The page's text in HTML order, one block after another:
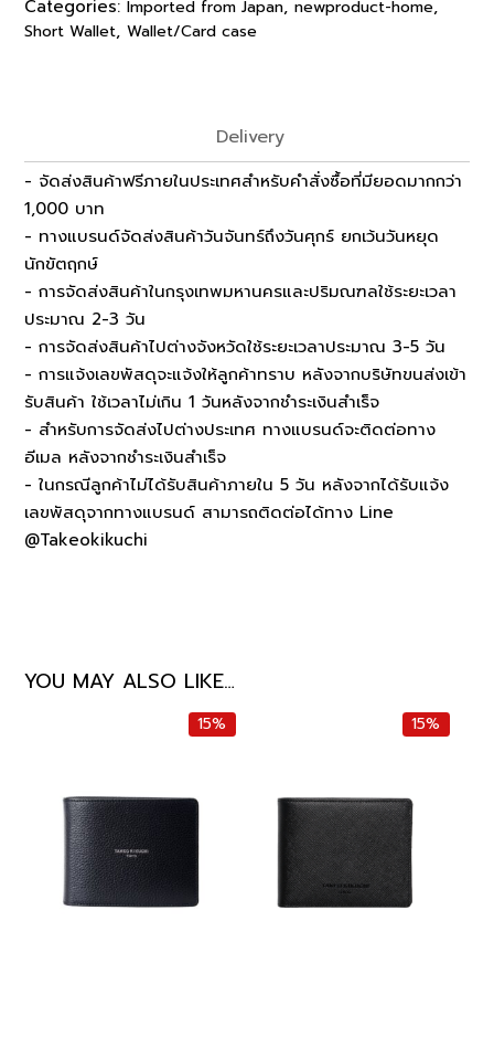
Categories: Imported from Japan, newproduct-home,
Short Wallet, Wallet/Card case
Delivery
- จัดส่งสินค้าฟรีภายในประเทศสำหรับคำสั่งซื้อที่มียอดมากกว่า
1,000 บาท
- ทางแบรนด์จัดส่งสินค้าวันจันทร์ถึงวันศุกร์ ยกเว้นวันหยุด
นักขัตฤกษ์
- การจัดส่งสินค้าในกรุงเทพมหานครและปริมณฑลใช้ระยะเวลา
ประมาณ 2-3 วัน
- การจัดส่งสินค้าไปต่างจังหวัดใช้ระยะเวลาประมาณ 3-5 วัน
- การแจ้งเลขพัสดุจะแจ้งให้ลูกค้าทราบ หลังจากบริษัทขนส่งเข้า
รับสินค้า ใช้เวลาไม่เกิน 1 วันหลังจากชำระเงินสำเร็จ
- สำหรับการจัดส่งไปต่างประเทศ ทางแบรนด์จะติดต่อทาง
อีเมล หลังจากชำระเงินสำเร็จ
- ในกรณีลูกค้าไม่ได้รับสินค้าภายใน 5 วัน หลังจากได้รับแจ้ง
เลขพัสดุจากทางแบรนด์ สามารถติดต่อได้ทาง Line
@Takeokikuchi
YOU MAY ALSO LIKE…
15% 15%